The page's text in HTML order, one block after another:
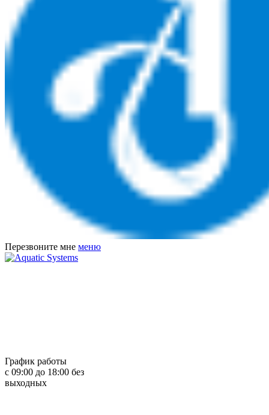
Перезвоните мне меню
График работы
с 09:00 до 18:00 без
выходных